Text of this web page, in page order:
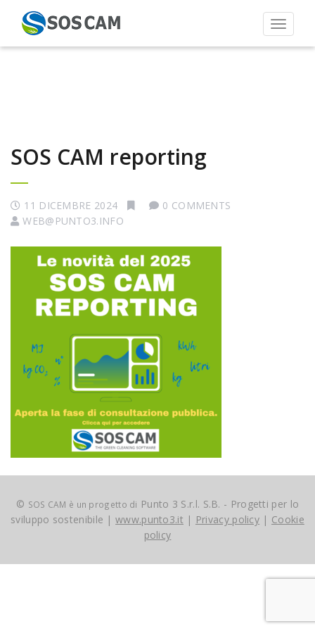
Toggle
SOS CAM reporting
11 DICEMBRE 2024
0 COMMENTS
WEB@PUNTO3.INFO
© SOS CAM è un progetto di Punto 3 S.r.l. S.B. - Progetti per lo
sviluppo sostenibile |www.punto3.it | Privacy policy | Cookie
policy